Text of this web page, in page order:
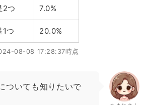
2つ 7.0%
1つ 20.0%
08-08 17:28:37時点
ついても知りたいで